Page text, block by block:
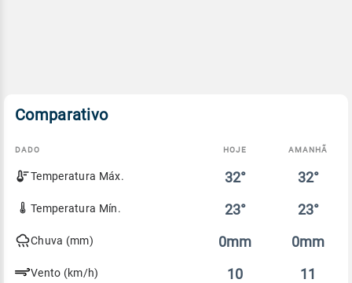
Comparativo
Comparativo
entre
previsão
hoje
DADO HOJE AMANHÃ
Temperatura Máx. 32° 32°
Temperatura Mín. 23° 23°
Chuva (mm) 0mm 0mm
Vento (km/h) 10 11